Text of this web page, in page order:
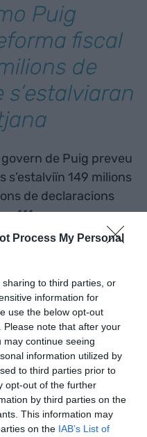
Process My Personal
to third parties, or
information for
use the below opt-out
note that after your
continue seeing
information utilized by
to third parties prior to
opt-out of the further
by third parties on the
This information may
on the IAB’s List of
Puig
fiscal
de
de Puig preveu
s’estalviïn 149 milions
de declaracions
111 euros.
el pla amb la
de 100 euros per a
de fins a 30.000
a font preferida de
notícies d'actualitat